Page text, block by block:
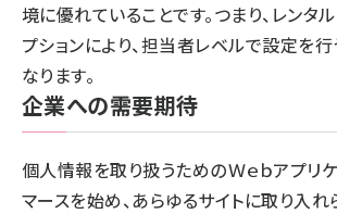
境に優れていることです。つまり、レンタ
プションにより、担当者レベルで設定を
なります。
企業への需要期待
個人情報を取り扱うためのＷｅｂアプリケ
マースを始め、あらゆるサイトに取り入れ